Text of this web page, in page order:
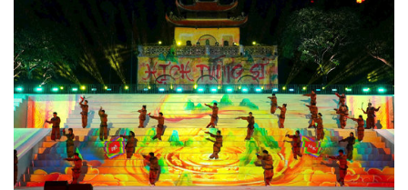
thống thượng võ dân tộc, quảng bá hình ảnh Hà Nội và thúc đẩy
giao lưu văn hóa, thể thao với bạn bè thế giới.